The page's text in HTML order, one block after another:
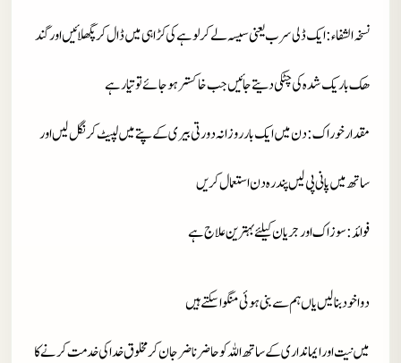
نسخہ الشفاء: ایک ڈلی سرب یعنی سیسہ لے کر لوہے کی کڑاہی میں ڈال کر پگھلائیں اور گند
ھک باریک شدہ کی چٹکی دیتے جائیں جب خاکستر ہوجائے تو تیار ہے
مقدارخوراک: دن میں ایک بار روزانہ دو رتی بیری کے پتے میں لپیٹ کر نگل لیں اور
ساتھ میں پانی پی لیں پندرہ دن استعمال کریں
فوائد: سوزاک اور جریان کیلئے بہترین علاج ہے
دوا خود بنا لیں یاں ہم سے بنی ہوئی منگوا سکتے ہیں
میں نیت اور ایمانداری کے ساتھ اللہ کو حاضر ناضر جان کر مخلوق خدا کی خدمت کرنے کا